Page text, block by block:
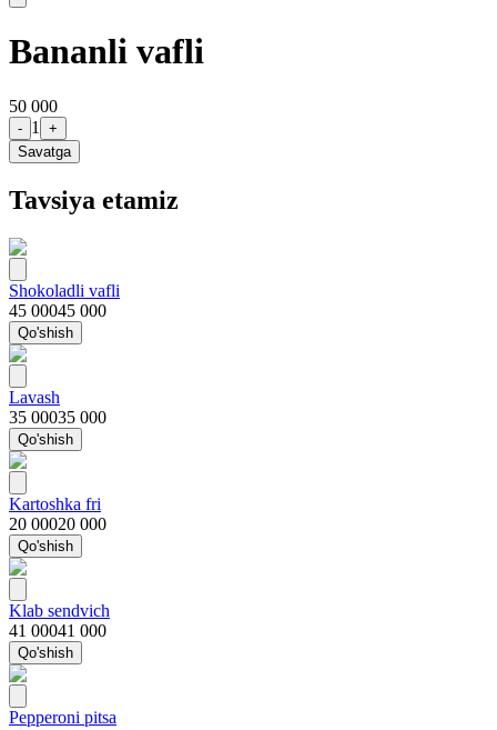
Bananli vafli
50 000
- 1
+
Savatga
Tavsiya etamiz
Shokoladli vafli
45 00045 000
Qo'shish
Lavash
35 00035 000
Qo'shish
Kartoshka fri
20 00020 000
Qo'shish
Klab sendvich
41 00041 000
Qo'shish
Pepperoni pitsa